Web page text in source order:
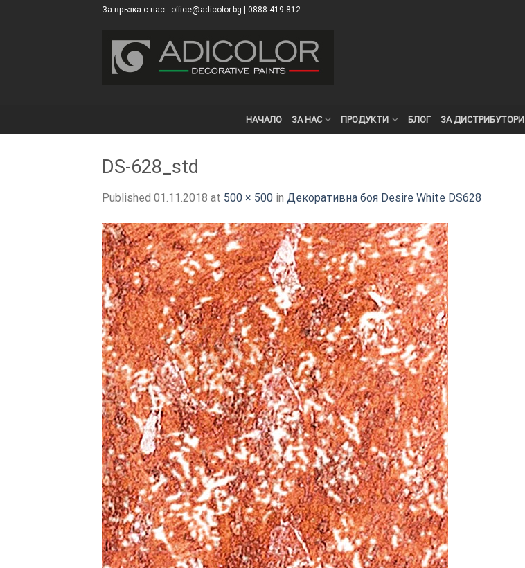
За връзка с нас : office@adicolor.bg | 0888 419 812
НАЧАЛО ЗА НАС ПРОДУКТИ БЛОГ ЗА ДИСТРИБУТОРИ
DS-628_std
Published 01.11.2018 at 500 × 500 in Декоративна боя Desire White DS628
×
ТОЗИ САЙТ ИЗПОЛЗВА БИСКВИТКИ.
ПОВЕЧЕ ИНФОРМАЦИЯ МОЖЕТЕ ДА
НАМЕРИТЕ ТУК.
ОПЦИИ